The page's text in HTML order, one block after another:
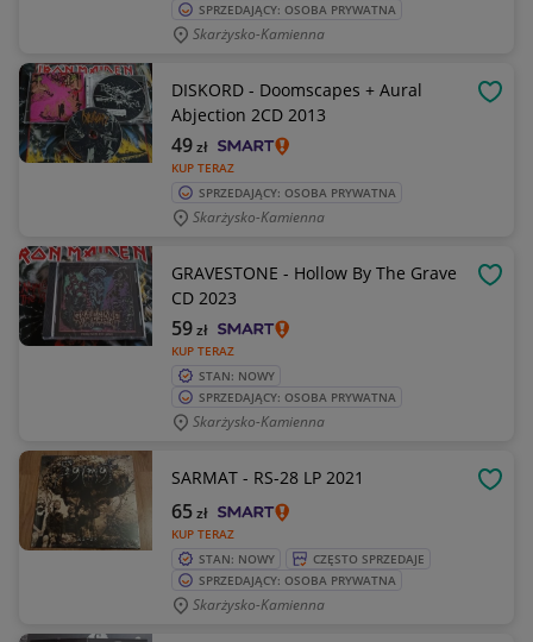
SPRZEDAJĄCY: OSOBA PRYWATNA
Skarżysko-Kamienna
DISKORD - Doomscapes + Aural
Abjection 2CD 2013
KUP TERAZ
49zł
SPRZEDAJĄCY: OSOBA PRYWATNA
Skarżysko-Kamienna
GRAVESTONE - Hollow By The Grave
CD 2023
KUP TERAZ
59zł
STAN: NOWY
SPRZEDAJĄCY: OSOBA PRYWATNA
Skarżysko-Kamienna
SARMAT - RS-28 LP 2021
KUP TERAZ
65zł
STAN: NOWY
CZĘSTO SPRZEDAJE
SPRZEDAJĄCY: OSOBA PRYWATNA
Skarżysko-Kamienna